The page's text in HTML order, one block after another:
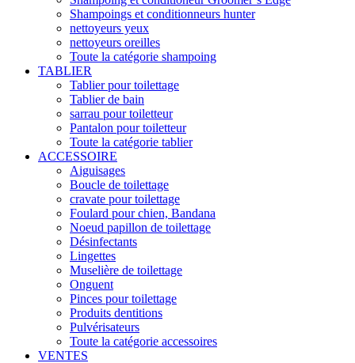
Shampoings et conditionneurs hunter
nettoyeurs yeux
nettoyeurs oreilles
Toute la catégorie shampoing
TABLIER
Tablier pour toilettage
Tablier de bain
sarrau pour toiletteur
Pantalon pour toiletteur
Toute la catégorie tablier
ACCESSOIRE
Aiguisages
Boucle de toilettage
cravate pour toilettage
Foulard pour chien, Bandana
Noeud papillon de toilettage
Désinfectants
Lingettes
Muselière de toilettage
Onguent
Pinces pour toilettage
Produits dentitions
Pulvérisateurs
Toute la catégorie accessoires
VENTES